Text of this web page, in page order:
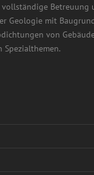
Betreuung
Geologie mit
von